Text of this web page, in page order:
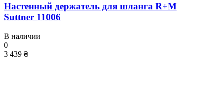
Настенный держатель для шланга R+M
Suttner 11006
В наличии
0
3 439 ₴